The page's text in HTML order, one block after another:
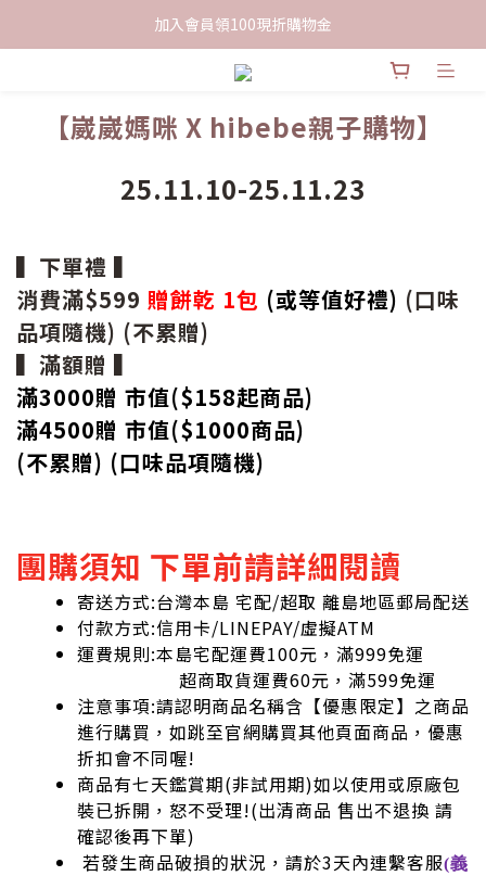
限時下單送餅乾乙包，滿$999免運
加入會員領100現折購物金
限時下單送餅乾乙包，滿$999免運
【崴崴媽咪 X hibebe親子購物】
25.11.10-25.11.23
▍下單禮 ▍
消費滿$599 贈餅乾 1包 (或等值好禮) (口味
品項隨機) (不累贈)
▍滿額贈 ▍
滿3000贈 市值($158起商品)
滿4500贈 市值($1000商品)
(不累贈) (口味品項隨機)
團購須知 下單前請詳細閱讀
寄送方式:台灣本島 宅配/超取 離島地區郵局配送
付款方式:信用卡/LINEPAY/虛擬ATM
運費規則:本島宅配運費100元，滿999免運
超商取貨運費60元，滿599免運
注意事項:請認明商品名稱含【優惠限定】之商品
進行購買，如跳至官網購買其他頁面商品，優惠
折扣會不同喔!
商品有七天鑑賞期(非試用期)如以使用或原廠包
裝已拆開，怒不受理!(出清商品 售出不退換 請
確認後再下單)
若發生商品破損的狀況，請於3天內連繫客服(義